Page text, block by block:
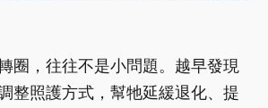
圈，往往不是小問題。越早發現
整照護方式，幫牠延緩退化、提